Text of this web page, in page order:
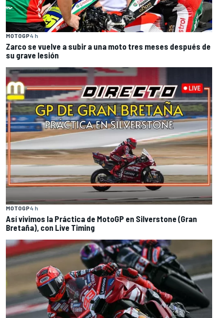
MOTOGP4 h
Zarco se vuelve a subir a una moto tres meses después de
su grave lesión
MOTOGP4 h
Así vivimos la Práctica de MotoGP en Silverstone (Gran
Bretaña), con Live Timing